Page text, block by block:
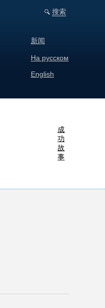
搜索
新闻
На русском
English
成
功
故
事